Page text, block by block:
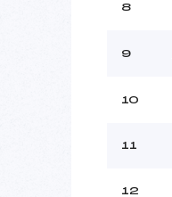
8
9
10
11
12